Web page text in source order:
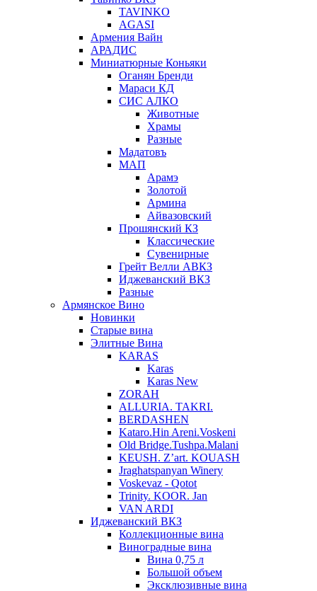
TAVINKO
AGASI
Армения Вайн
АРАДИС
Миниатюрные Коньяки
Оганян Бренди
Мараси КД
СИС АЛКО
Животные
Храмы
Разные
Мадатовъ
МАП
Арамэ
Золотой
Армина
Айвазовский
Прошянский КЗ
Классические
Сувенирные
Грейт Велли АВКЗ
Иджеванский ВКЗ
Разные
Армянское Вино
Новинки
Старые вина
Элитные Вина
KARAS
Karas
Karas New
ZORAH
ALLURIA. TAKRI.
BERDASHEN
Kataro.Hin Areni.Voskeni
Old Bridge.Tushpa.Malani
KEUSH. Z’art. KOUASH
Jraghatspanyan Winery
Voskevaz - Qotot
Trinity. KOOR. Jan
VAN ARDI
Иджеванский ВКЗ
Коллекционные вина
Виноградные вина
Вина 0,75 л
Большой объем
Эксклюзивные вина